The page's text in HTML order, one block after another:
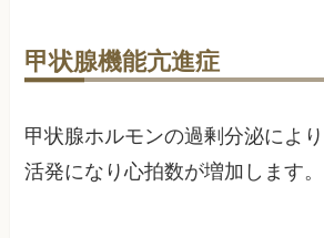
甲状腺機能亢進症
甲状腺ホルモンの過剰分泌によ
活発になり心拍数が増加します。